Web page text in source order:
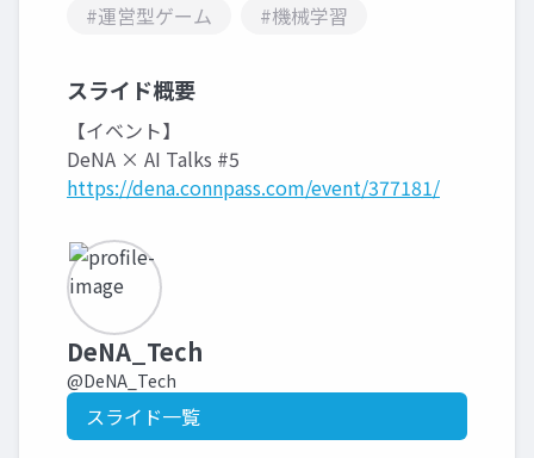
#運営型ゲーム
#機械学習
スライド概要
【イベント】
DeNA × AI Talks #5
https://dena.connpass.com/event/377181/
DeNA_Tech
@DeNA_Tech
スライド一覧